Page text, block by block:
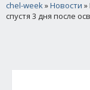
chel-week»Новости
спустя 3 дня после